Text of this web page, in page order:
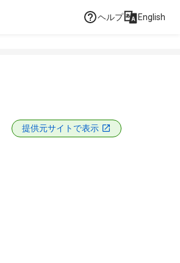
ヘルプ English
提供元サイトで表示